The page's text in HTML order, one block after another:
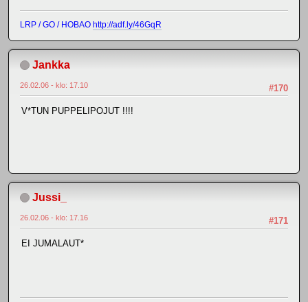
LRP / GO / HOBAO http://adf.ly/46GqR
Jankka
#170
26.02.06 - klo: 17.10
V*TUN PUPPELIPOJUT !!!!
Jussi_
#171
26.02.06 - klo: 17.16
EI JUMALAUT*